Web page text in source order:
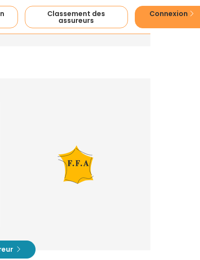
Classement des
assureurs
Connexion